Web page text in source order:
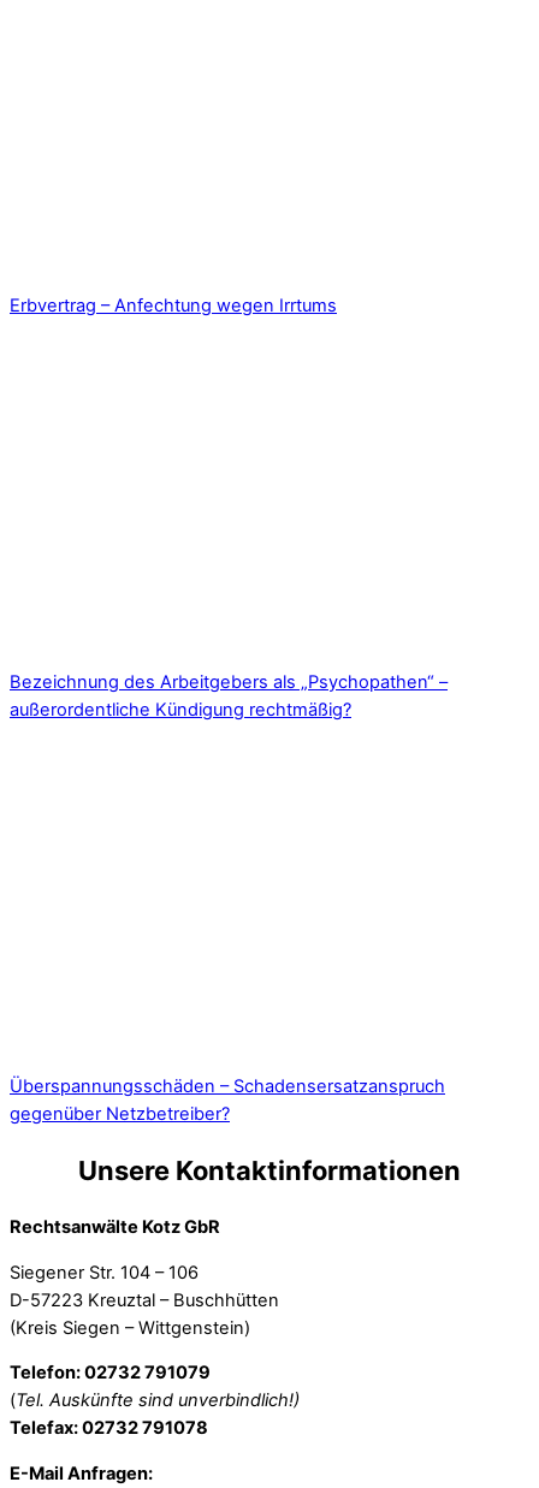
Erbvertrag – Anfechtung wegen Irrtums
Bezeichnung des Arbeitgebers als „Psychopathen“ –
außerordentliche Kündigung rechtmäßig?
Überspannungsschäden – Schadensersatzanspruch
gegenüber Netzbetreiber?
Unsere Kontaktinformationen
Rechtsanwälte Kotz GbR
Siegener Str. 104 – 106
D-57223 Kreuztal – Buschhütten
(Kreis Siegen – Wittgenstein)
Telefon: 02732 791079
(Tel. Auskünfte sind unverbindlich!)
Telefax: 02732 791078
E-Mail Anfragen: